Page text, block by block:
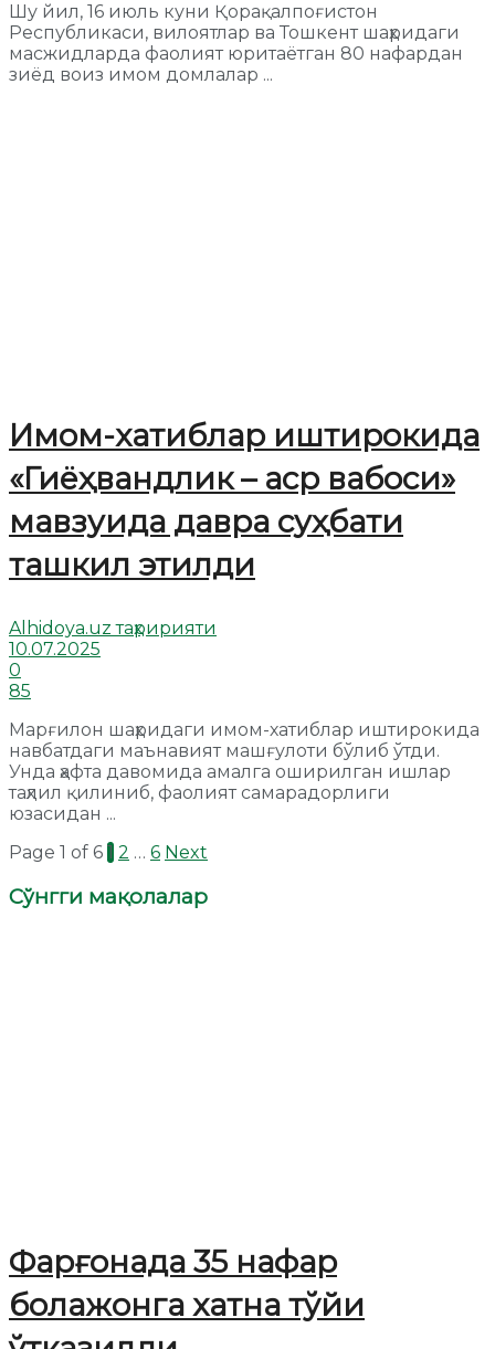
Шу йил, 16 июль куни Қорақалпоғистон
Республикаси, вилоятлар ва Тошкент шаҳридаги
масжидларда фаолият юритаётган 80 нафардан
зиёд воиз имом домлалар ...
Имом-хатиблар иштирокида
«Гиёҳвандлик – аср вабоси»
мавзуида давра суҳбати
ташкил этилди
Alhidoya.uz таҳририяти
10.07.2025
0
85
Марғилон шаҳридаги имом-хатиблар иштирокида
навбатдаги маънавият машғулоти бўлиб ўтди.
Унда ҳафта давомида амалга оширилган ишлар
таҳлил қилиниб, фаолият самарадорлиги
юзасидан ...
Page 1 of 6 1 2 … 6 Next
Сўнгги мақолалар
Фарғонада 35 нафар
болажонга хатна тўйи